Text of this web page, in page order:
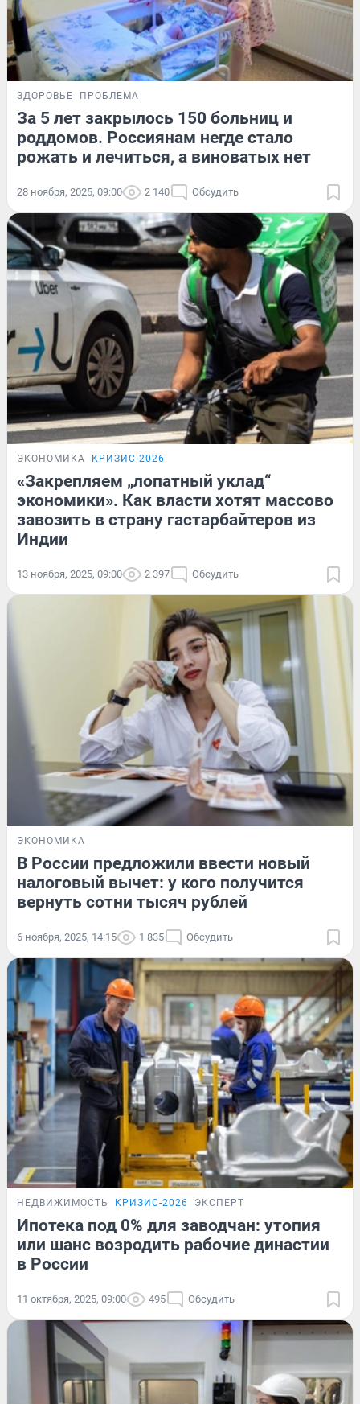
ЗДОРОВЬЕ ПРОБЛЕМА
За 5 лет закрылось 150 больниц и
роддомов. Россиянам негде стало
рожать и лечиться, а виноватых нет
28 ноября, 2025, 09:00 2 140 Обсудить
ЭКОНОМИКА КРИЗИС-2026
«Закрепляем „лопатный уклад“
экономики». Как власти хотят массово
завозить в страну гастарбайтеров из
Индии
13 ноября, 2025, 09:00 2 397 Обсудить
ЭКОНОМИКА
В России предложили ввести новый
налоговый вычет: у кого получится
вернуть сотни тысяч рублей
6 ноября, 2025, 14:15 1 835 Обсудить
НЕДВИЖИМОСТЬ КРИЗИС-2026 ЭКСПЕРТ
Ипотека под 0% для заводчан: утопия
или шанс возродить рабочие династии
в России
11 октября, 2025, 09:00 495 Обсудить